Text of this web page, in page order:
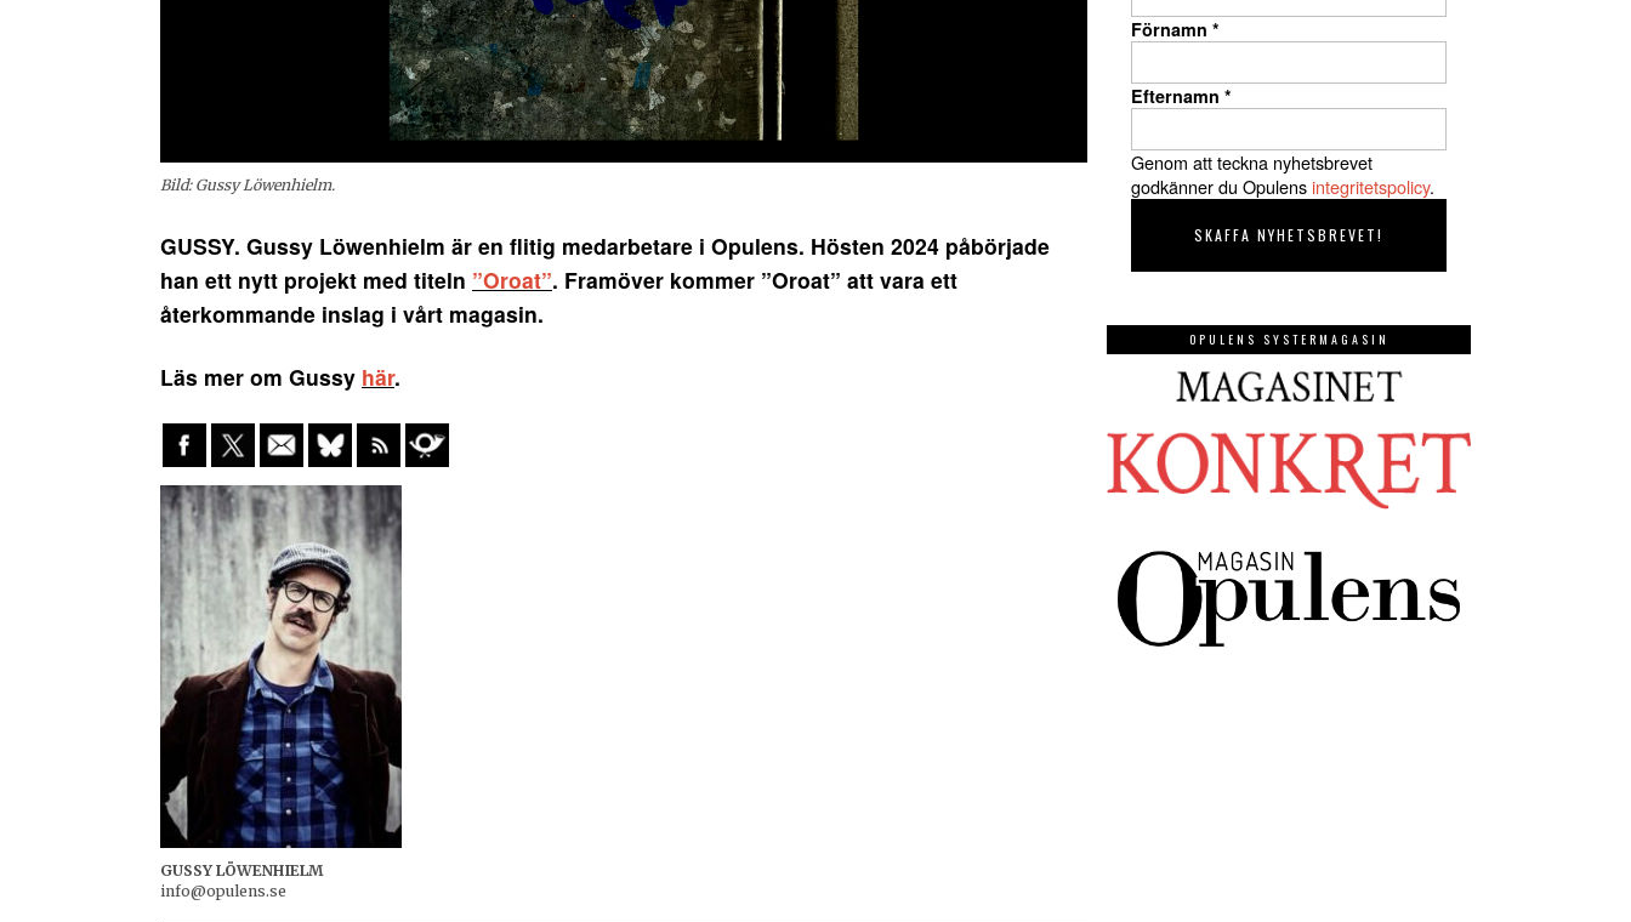
Bild: Gussy Löwenhielm.
GUSSY. Gussy Löwenhielm är en flitig medarbetare i Opulens. Hösten 2024 påbörjade
han ett nytt projekt med titeln ”Oroat”. Framöver kommer ”Oroat” att vara ett
återkommande inslag i vårt magasin.
Läs mer om Gussy här.
GUSSY LÖWENHIELM
info@opulens.se
Förnamn *
Efternamn *
Genom att teckna nyhetsbrevet
godkänner du Opulensintegritetspolicy.
OPULENS SYSTERMAGASIN